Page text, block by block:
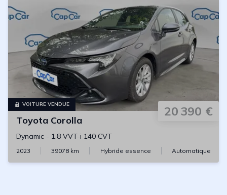
VOITURE VENDUE 20 390 €
Toyota Corolla
Dynamic - 1.8 VVT-i 140 CVT
2023 39078 km Hybride essence Automatique